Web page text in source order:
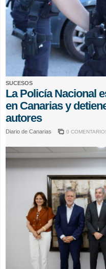
SUCESOS
La Policía Nacional
en Canarias y
autores
Diario de Canarias 0